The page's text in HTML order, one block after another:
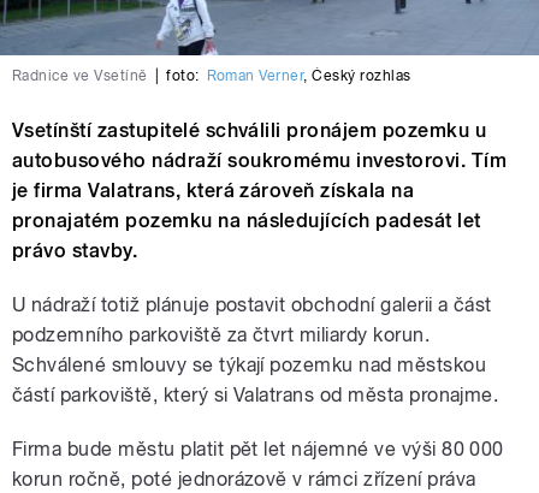
Radnice ve Vsetíně foto: Roman Verner,Český rozhlas
Vsetínští zastupitelé schválili pronájem pozemku u
autobusového nádraží soukromému investorovi. Tím
je firma Valatrans, která zároveň získala na
pronajatém pozemku na následujících padesát let
právo stavby.
U nádraží totiž plánuje postavit obchodní galerii a část
podzemního parkoviště za čtvrt miliardy korun.
Schválené smlouvy se týkají pozemku nad městskou
částí parkoviště, který si Valatrans od města pronajme.
Firma bude městu platit pět let nájemné ve výši 80 000
korun ročně, poté jednorázově v rámci zřízení práva